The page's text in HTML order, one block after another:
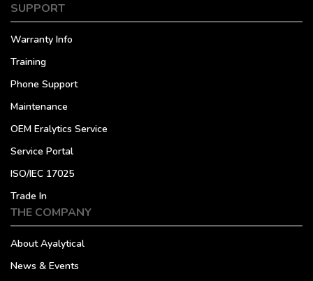
SUPPORT
Warranty Info
Training
Phone Support
Maintenance
OEM Eralytics Service
Service Portal
ISO/IEC 17025
Trade In
THE COMPANY
About Ayalytical
News & Events